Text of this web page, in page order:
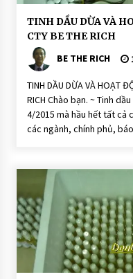
C
hi
D
ầ
u
a
i
c
h
C
o
C
O
Đ
Ộ
N
G
TINH DẦU DỪA VÀ
CTY BE THE RICH
BE THE RICH
TINH DẦU DỪA VÀ HOẠT
RICH Chào bạn. ~ Tinh
4/2015 mà hầu hết tất cả
các ngành, chính phủ,